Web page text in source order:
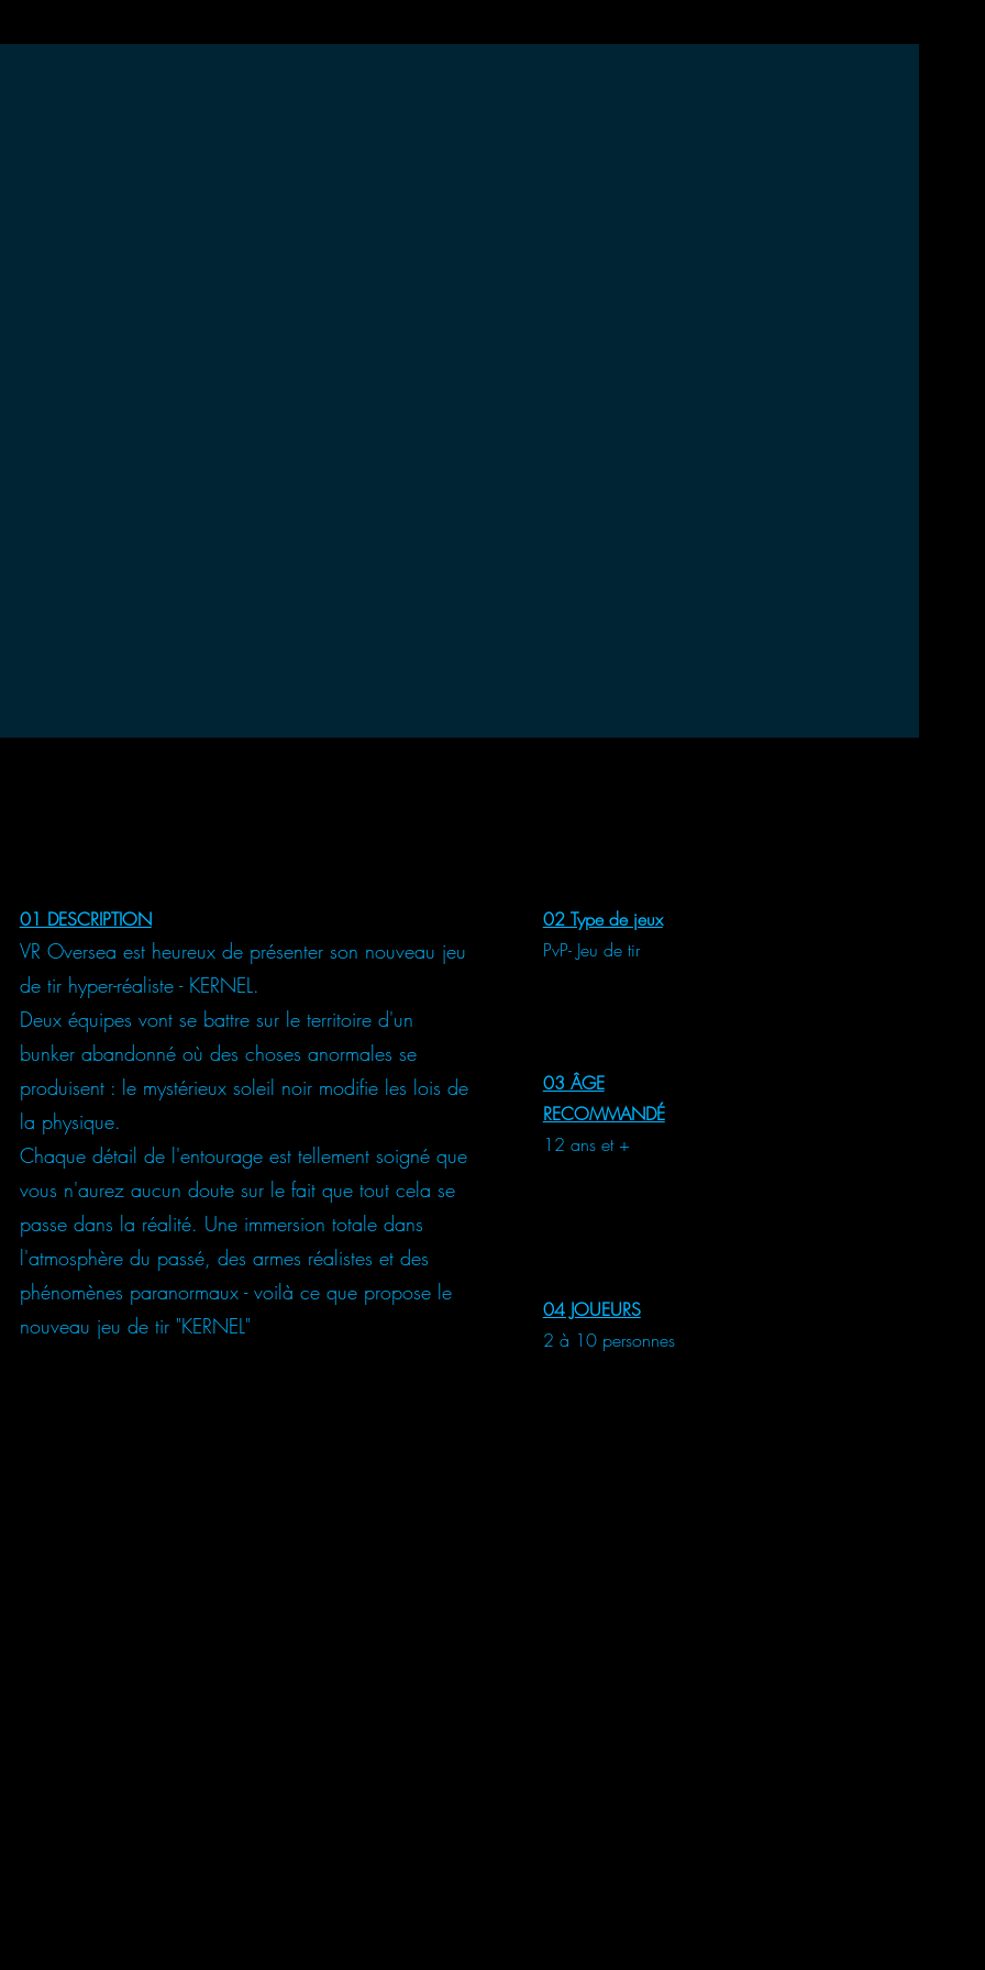
01 DESCRIPTION
VR Oversea est heureux de présenter son nouveau jeu
de tir hyper-réaliste - KERNEL.
Deux équipes vont se battre sur le territoire d'un
bunker abandonné où des choses anormales se
produisent : le mystérieux soleil noir modifie les lois de
la physique.
Chaque détail de l'entourage est tellement soigné que
vous n'aurez aucun doute sur le fait que tout cela se
passe dans la réalité. Une immersion totale dans
l'atmosphère du passé, des armes réalistes et des
phénomènes paranormaux - voilà ce que propose le
nouveau jeu de tir "KERNEL"
02 Type de jeux
PvP- Jeu de tir
03 ÂGE
RECOMMANDÉ
12 ans et +
04 JOUEURS
2 à 10 personnes